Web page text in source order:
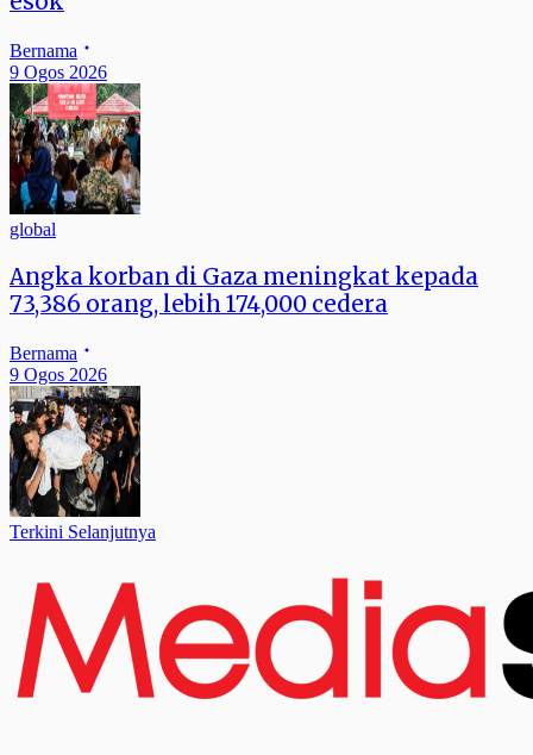
Bernama
9 Ogos 2026
global
Angka korban di Gaza meningkat kepada
73,386 orang, lebih 174,000 cedera
Bernama
9 Ogos 2026
Terkini Selanjutnya